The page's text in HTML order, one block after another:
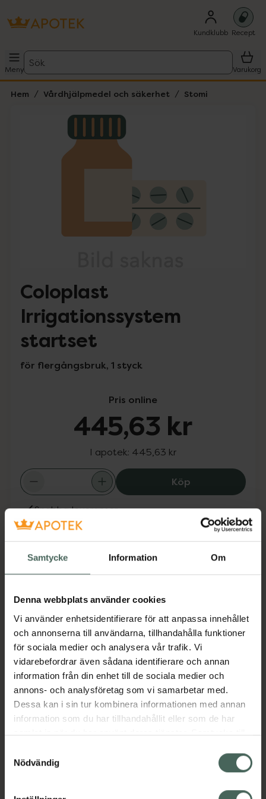
Samtycke Information Om
Denna webbplats använder cookies
Vi använder enhetsidentifierare för att anpassa innehållet
och annonserna till användarna, tillhandahålla funktioner
för sociala medier och analysera vår trafik. Vi
vidarebefordrar även sådana identifierare och annan
information från din enhet till de sociala medier och
annons- och analysföretag som vi samarbetar med.
Dessa kan i sin tur kombinera informationen med annan
information som du har tillhandahållit eller som de har
samlat in när du har använt deras tjänster. Samtycke till
återkalla ditt samtycke via webbplatsens
cookieinställningar. Ett återkallat samtycke påverkar inte
lagligheten av behandling som skett innan återkallelsen.
Nödvändig
Kundklubb Recept
Meny
Sök
Varukorg
Hem Vårdhjälpmedel och säkerhet Stomi
Lista: . Innehåller 1 objekt.
Coloplast
Irrigationssystem
startset
för flergångsbruk, 1 styck
Pris online
445,63 kr
I apotek: 445,63 kr
KöpColoplast
Snabba leveranser
Finns i webblager
Aktuella erbjudanden
Beskrivning
Jämförpris 445,63 kr/st
EAN:
05701780466660
Kategorier:
MageStomi
Upptäck flera produkter inom